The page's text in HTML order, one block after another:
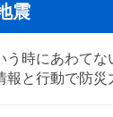
震
う時にあわてな
報と行動で防災